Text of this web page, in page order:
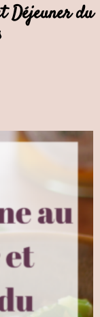
Déjeuner du